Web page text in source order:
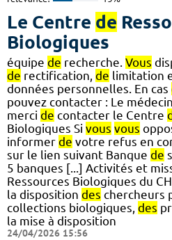
Le Centre de
Biologiques
équipe de recherche. Vous
de rectification, de limitation
données personnelles. En cas
pouvez contacter : Le
merci de contacter le Centre
Biologiques Si vous vous
informer de votre refus en
sur le lien suivant Banque de
5 banques [...] Activités et
Ressources Biologiques du
la disposition des chercheurs
collections biologiques, des
la mise à disposition
24/04/2026 15:56